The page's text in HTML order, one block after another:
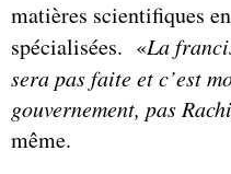
matières scientifiques
spécialisées. «La
sera pas faite et c’est
gouvernement, pas
même.